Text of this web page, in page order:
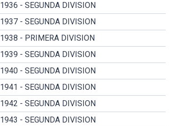
1936 - SEGUNDA DIVISION
1937 - SEGUNDA DIVISION
1938 - PRIMERA DIVISION
1939 - SEGUNDA DIVISION
1940 - SEGUNDA DIVISION
1941 - SEGUNDA DIVISION
1942 - SEGUNDA DIVISION
1943 - SEGUNDA DIVISION